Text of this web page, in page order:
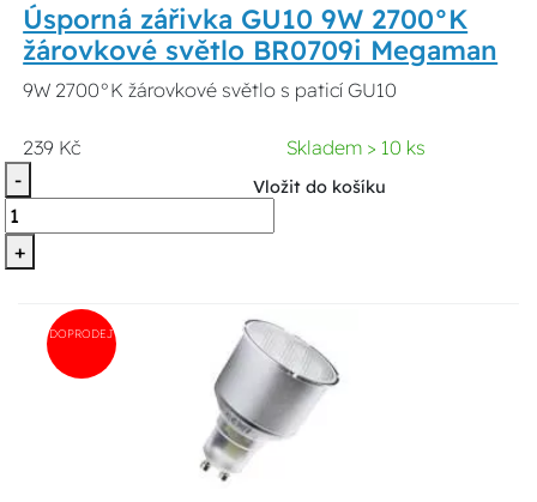
Úsporná zářivka GU10 9W 2700°K
žárovkové světlo BR0709i Megaman
9W 2700°K žárovkové světlo s paticí GU10
239 Kč
Skladem > 10 ks
-
+
Vložit do košíku
DOPRODEJ